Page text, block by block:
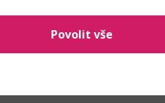
Povolit vše